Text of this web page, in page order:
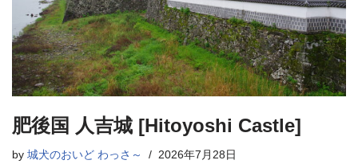
肥後国 人吉城 [Hitoyoshi Castle]
by 城犬のおいど わっさ～ 2026年7月28日